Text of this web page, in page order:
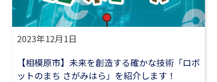
2023年12月1日
【相模原市】未来を創造する確かな技術「ロボ
ットのまち さがみはら」を紹介します！